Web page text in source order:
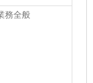
務全般